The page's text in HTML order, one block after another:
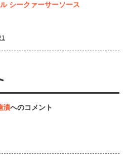
シークァーサーソース
漬へのコメント